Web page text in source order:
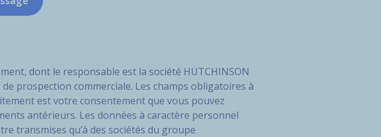
dont le responsable est la société HUTCHINSON
prospection commerciale. Les champs obligatoires à
est votre consentement que vous pouvez
antérieurs. Les données à caractère personnel
transmises qu’à des sociétés du groupe